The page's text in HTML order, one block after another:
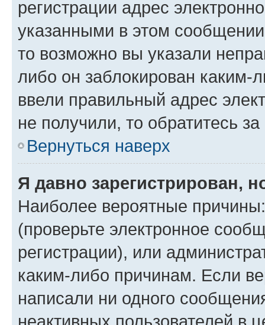
регистрации адрес
указанными в этом
то возможно вы указали
либо он заблокирован
ввели правильный адрес
не получили, то обратитесь
Вернуться наверх
Я давно зарегистрирован,
Наиболее вероятные
(проверьте электронное
регистрации), или
каким-либо причинам. Если
написали ни одного
неактивных пользователей в